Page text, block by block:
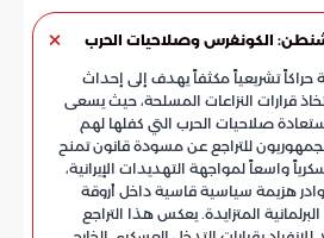
الكونغرس وصلاحيات الحرب
حراكاً تشريعياً مكثفاً يهدف إلى إحداث
قرارات النزاعات المسلحة، حيث يسعى
صلاحيات الحرب التي كفلها لهم
للتراجع عن مسودة قانون تمنح
واسعاً لمواجهة التهديدات الإيرانية،
هزيمة سياسية قاسية داخل أروقة
المتزايدة. يعكس هذا التراجع